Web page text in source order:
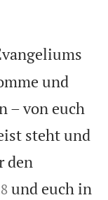
und
– von euch
steht und
den
und euch in